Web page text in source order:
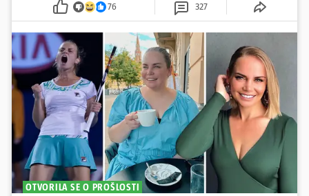
76 327
OTVORILA SE O PROŠLOSTI